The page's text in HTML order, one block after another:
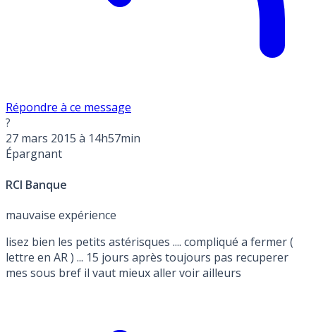
Répondre à ce message
?
27 mars 2015 à 14h57min
Épargnant
RCI Banque
mauvaise expérience
lisez bien les petits astérisques .... compliqué a fermer (
lettre en AR ) ... 15 jours après toujours pas recuperer
mes sous bref il vaut mieux aller voir ailleurs